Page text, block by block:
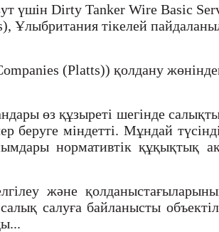
үшін Dirty Tanker Wire Basic
тікелей
(Platts)) қолдану
өз құзыреті шегінде
беруге міндетті. Мұндай
нормативтік құқықтық
және
салуға байланысты